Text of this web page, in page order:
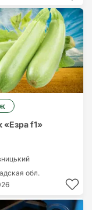
«Езра f1»
обл.